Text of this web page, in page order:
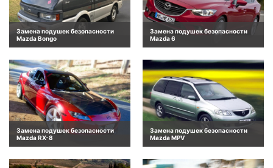
Замена подушек безопасности
Mazda Bongo
Замена подушек безопасности
Mazda 6
Замена подушек безопасности
Mazda RX-8
Замена подушек безопасности
Mazda MPV